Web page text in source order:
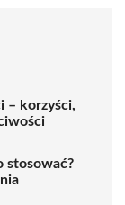
– korzyści,
stosować?